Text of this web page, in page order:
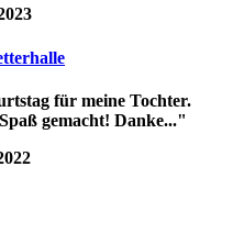
für meine Tochter.
gemacht! Danke..."